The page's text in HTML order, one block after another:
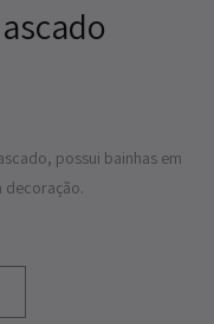
possui bainhas em
decoração.